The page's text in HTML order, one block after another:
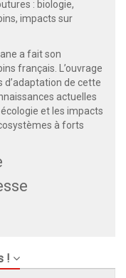
: biologie,
impacts sur
a fait son
français. L’ouvrage
d’adaptation de cette
actuelles
et les impacts
à forts
!